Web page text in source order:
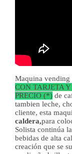
Maquina vending
CON TARJETA
PRECIO (*)de
tambien leche,
cliente, esta
caldera,para
Solista continúa
bebidas de alta
creación que se